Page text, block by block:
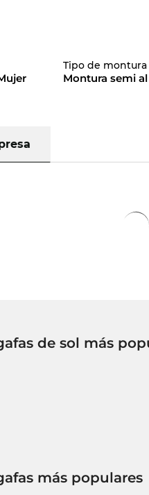
Tipo de montura
Montura semi
de sol más
más populares